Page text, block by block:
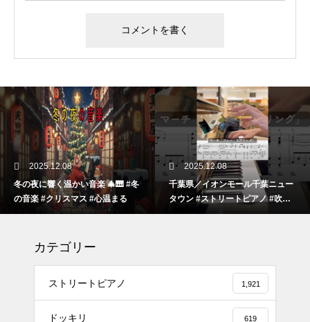
2025.12.08
冬の夜に響く温かい音楽 🎄🎹 #冬
の音楽 #クリスマス #心温まる
2025.12.08
千葉県／イオンモール千葉ニュー
タウン #ストリートピアノ #吹奏
楽
カテゴリー
ストリートピアノ 1,921
ドッキリ 619